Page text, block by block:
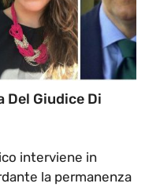
Del Giudice Di
interviene in
la permanenza